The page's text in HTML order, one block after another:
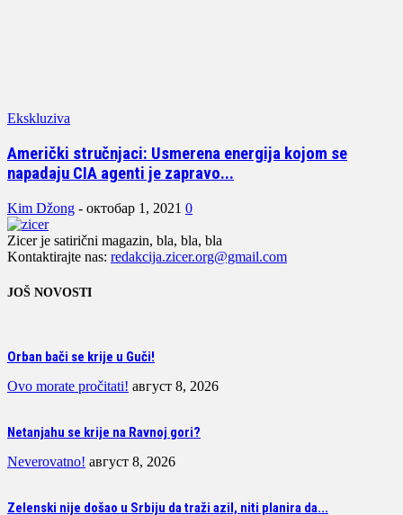
Ekskluziva
Američki stručnjaci: Usmerena energija kojom se
napadaju CIA agenti je zapravo...
Kim Džong - октобар 1, 2021 0
Zicer je satirični magazin, bla, bla, bla
Kontaktirajte nas: redakcija.zicer.org@gmail.com
JOŠ NOVOSTI
Orban bači se krije u Guči!
Ovo morate pročitati! август 8, 2026
Netanjahu se krije na Ravnoj gori?
Neverovatno! август 8, 2026
Zelenski nije došao u Srbiju da traži azil, niti planira da...